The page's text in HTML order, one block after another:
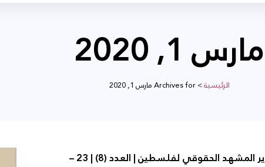
مارس 1, 2020
الرئيسية>Archives for مارس 1, 2020
تقرير المشهد الحقوقي لفلسطين | العدد (8) | 23 –